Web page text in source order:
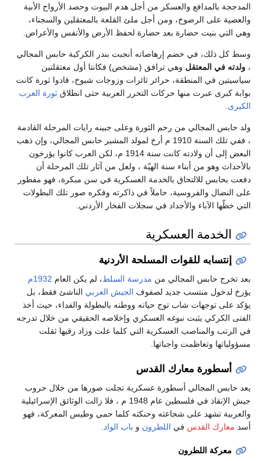
من أجل هدم البيوت وحصد الأرواح الأبية
أجل ملئ القلعة بالمعتقلين والسجناء،
حضارة لحفظ الأرض والأنفس والأعراض.
أنجبت بندر الكركية حابس المجالي
(مشخص) فكانتا أول معتقلتين
ثائرات وزوجات شيوخ، قادوا ثورة كانت
التحرر العربية حتى انطلاقثورة العرب
وعلى جبينه رايات المرحلة القادمة
تلك السنة 1910 م أرخ لمولد المشير حابس المجالي، وإن ذهب
البعض إلى أن ولادته كانت سنة 1914 م، لكن العرب كانوا يؤرخون
الهيّة ، ولعل من آثار تلك المرحلة أن
العسكرية في سن مبكرة، فهو مفطور
في ذاكرته وفكره صور تلك البطولات
في سجلات الفخار الأردني.
الأردنية
مدرسة السلط ، لم يكن العام1932م
لصفوف الجيش العربي الناشئ فقط، بل
حياته ووطنه بالبطولة والفداء، حيث أخذ
العسكري وإخلاصه الحقيقي من خلال تدرجه
التي كلما علت وزاد رقيها ثقلت
عسكرية تجلت صورها من خلال حروب
جيش الإنقاذ في فلسطين عام 1948 م ، فلا زالت الوثائق الإسرائيلية
وحنكته كلما حمي وطيس المعركة، فهو
وباب الواد.